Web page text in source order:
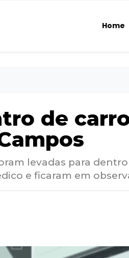
Home
de
levadas para
e ficaram em